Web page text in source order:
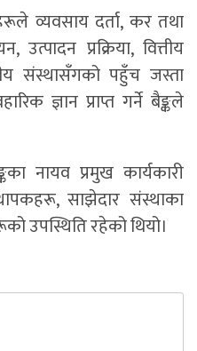
व्यवसाय दर्ता, कर तथा
उत्पादन प्रक्रिया, वित्तीय
संस्थासँगको पहुँच जस्ता
ज्ञान प्राप्त गर्ने बैङ्कले
नायव प्रमुख कार्यकारी
साझेदार संस्थाका
उपस्थिति रहेको थियो।